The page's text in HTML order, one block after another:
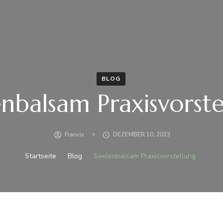
BLOG
Francis DEZEMBER 10, 2023
Startseite Blog Seelenbalsam Praxisvorstellung